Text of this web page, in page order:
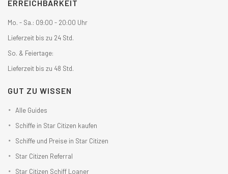
ERREICHBARKEIT
Mo. - Sa.: 09:00 - 20:00 Uhr
Lieferzeit bis zu 24 Std.
So. & Feiertage:
Lieferzeit bis zu 48 Std.
GUT ZU WISSEN
Alle Guides
Schiffe in Star Citizen kaufen
Schiffe und Preise in Star Citizen
Star Citizen Referral
Star Citizen Schiff Loaner